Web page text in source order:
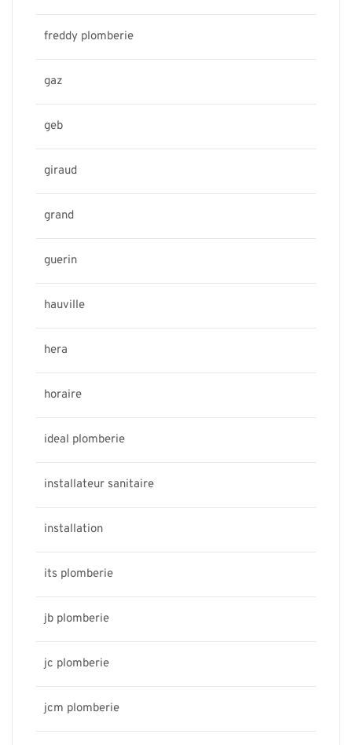
freddy plomberie
gaz
geb
giraud
grand
guerin
hauville
hera
horaire
ideal plomberie
installateur sanitaire
installation
its plomberie
jb plomberie
jc plomberie
jcm plomberie